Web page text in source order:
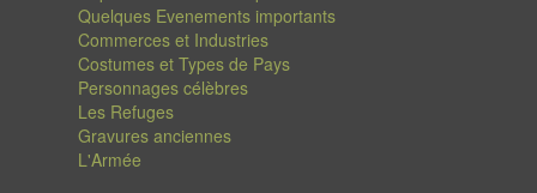
Quelques Evenements importants
Commerces et Industries
Costumes et Types de Pays
Personnages célèbres
Les Refuges
Gravures anciennes
L'Armée